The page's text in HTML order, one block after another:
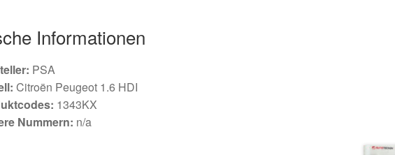
Informationen
PSA
Citroën Peugeot 1.6 HDI
1343KX
Nummern: n/a